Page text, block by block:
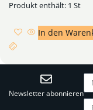
Produkt enthält: 1 St
In den
Newsletter abonnieren